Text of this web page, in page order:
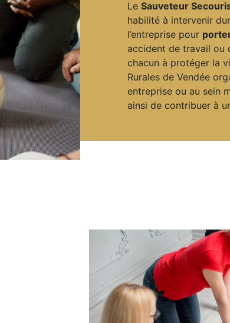
Le Sauveteur
habilité à intervenir
l’entreprise pour
accident de travail ou
chacun à protéger la
Rurales de Vendée
entreprise ou au sein
ainsi de contribuer à